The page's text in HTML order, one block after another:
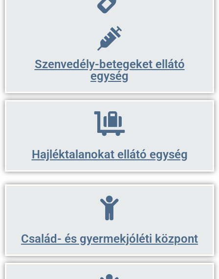
Szenvedély-betegeket ellátó
egység
Hajléktalanokat ellátó egység
Család- és gyermekjóléti központ